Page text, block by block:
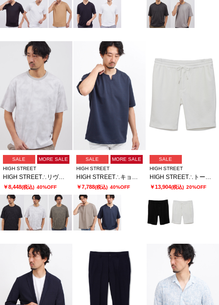
SALE
MORE SALE
HIGH STREET
HIGH STREET∴リヴィエラミストハンソデBigクルーネック
￥8,448(税込) 40%OFF
SALE
MORE SALE
HIGH STREET
HIGH STREET∴キョウネンピンジャージハンソデBigキーネック
￥7,788(税込) 40%OFF
SALE
HIGH STREET
HIGH STREET∴トーンウェーブショーツ
￥13,904(税込) 20%OFF